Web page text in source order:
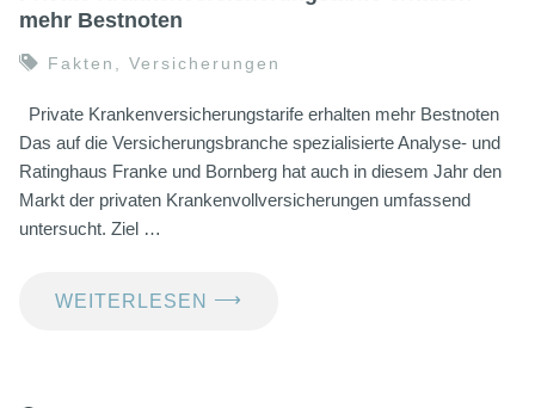
mehr Bestnoten
Fakten Versicherungen
Private Krankenversicherungstarife erhalten mehr Bestnoten
Das auf die Versicherungsbranche spezialisierte Analyse- und
Ratinghaus Franke und Bornberg hat auch in diesem Jahr den
Markt der privaten Krankenvollversicherungen umfassend
untersucht. Ziel …
WEITERLESEN ⟶